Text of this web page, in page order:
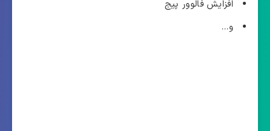
افزایش فالوور پیج
و…